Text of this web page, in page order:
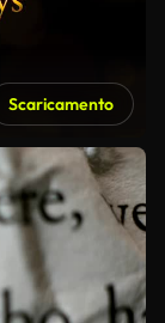
Scaricamento